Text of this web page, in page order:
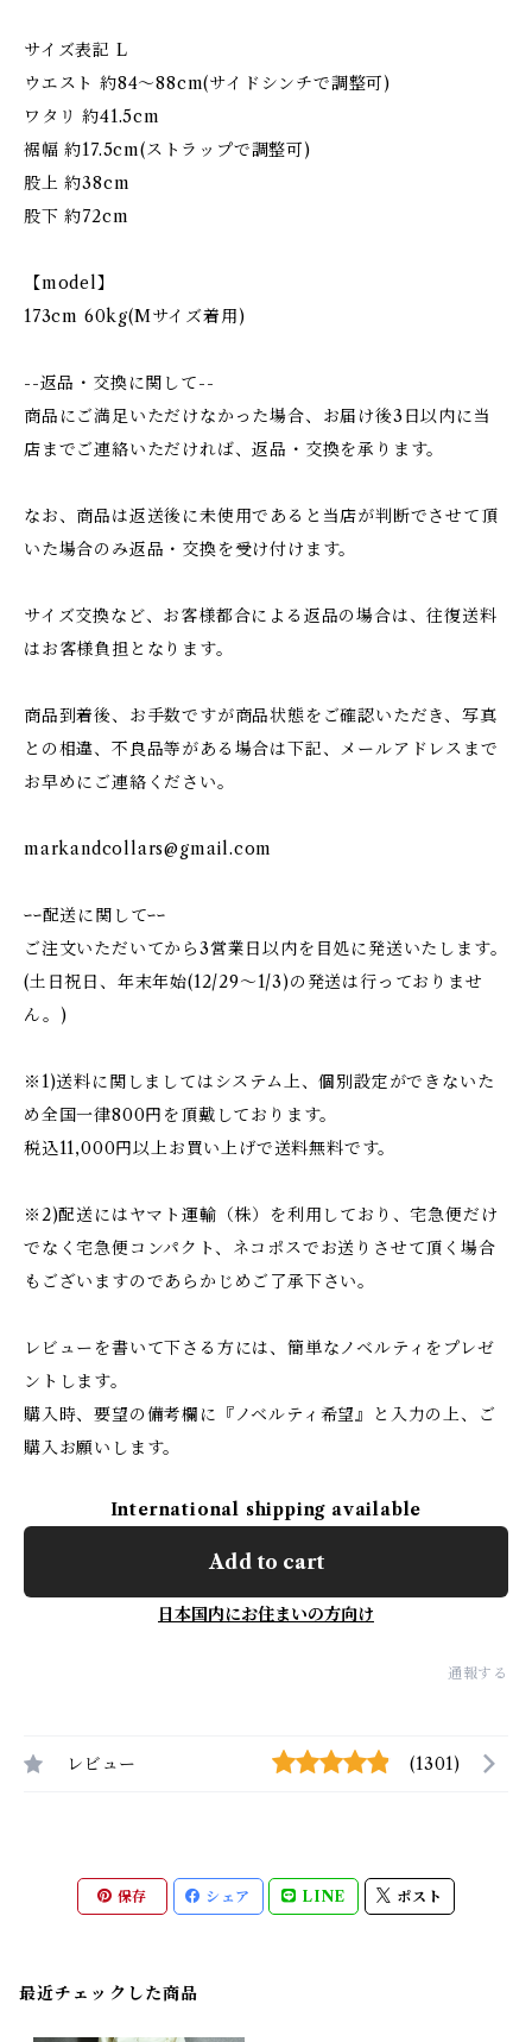
サイズ表記 L
ウエスト 約84〜88cm(サイドシンチで調整可)
ワタリ 約41.5cm
裾幅 約17.5cm(ストラップで調整可)
股上 約38cm
股下 約72cm
【model】
173cm 60kg(Mサイズ着用)
--返品・交換に関して--
商品にご満足いただけなかった場合、お届け後3日以内に当
店までご連絡いただければ、返品・交換を承ります。
なお、商品は返送後に未使用であると当店が判断でさせて頂
いた場合のみ返品・交換を受け付けます。
サイズ交換など、お客様都合による返品の場合は、往復送料
はお客様負担となります。
商品到着後、お手数ですが商品状態をご確認いただき、写真
との相違、不良品等がある場合は下記、メールアドレスまで
お早めにご連絡ください。
markandcollars@gmail.com
ｰｰ配送に関してｰｰ
ご注文いただいてから3営業日以内を目処に発送いたします。
(土日祝日、年末年始(12/29〜1/3)の発送は行っておりませ
ん。)
※1)送料に関しましてはシステム上、個別設定ができないた
め全国一律800円を頂戴しております。
税込11,000円以上お買い上げで送料無料です。
※2)配送にはヤマト運輸（株）を利用しており、宅急便だけ
でなく宅急便コンパクト、ネコポスでお送りさせて頂く場合
もございますのであらかじめご了承下さい。
レビューを書いて下さる方には、簡単なノベルティをプレゼ
ントします。
購入時、要望の備考欄に『ノベルティ希望』と入力の上、ご
購入お願いします。
International shipping available
Add to cart
日本国内にお住まいの方向け
通報する
レビュー (1301)
保存 シェア LINE ポスト
最近チェックした商品